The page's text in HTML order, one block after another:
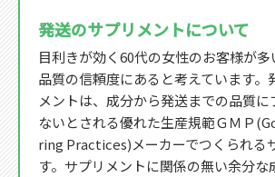
発送のサプリメントについて
目利きが効く60代の女性のお客様が
品質の信頼度にあると考えています。
メントは、成分から発送までの品質に
ないとされる優れた生産規範ＧＭＰ
ring Practices)メーカーでつくられる
す。サプリメントに関係の無い余分な